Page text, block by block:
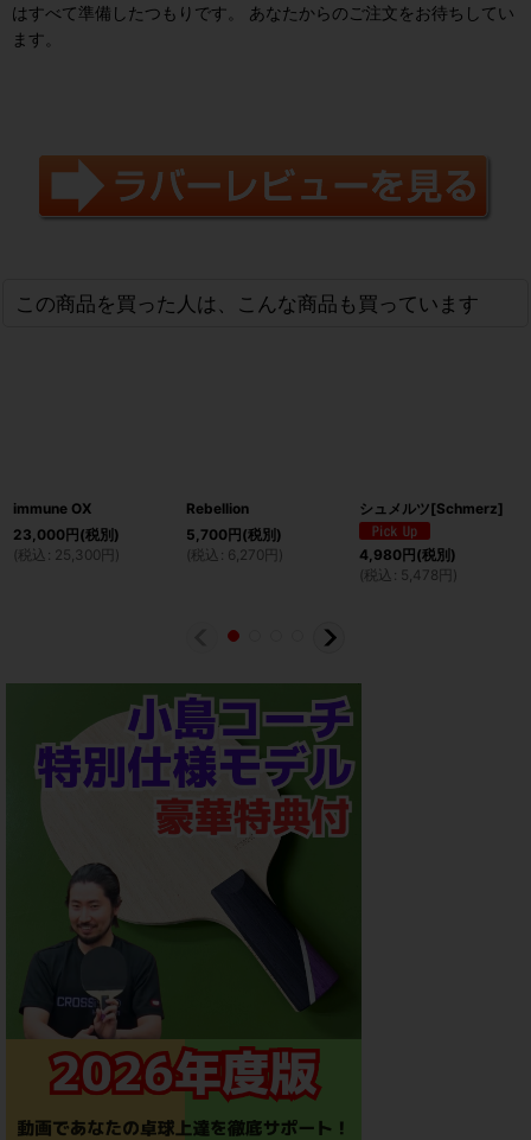
はすべて準備したつもりです。 あなたからのご注文をお待ちしてい
ます。
この商品を買った人は、こんな商品も買っています
immune OX
23,000 円 (税別)
(税込 : 25,300 円 )
Rebellion
5,700 円 (税別)
(税込 : 6,270 円 )
シュメルツ[Schmerz]
4,980 円 (税別)
(税込 : 5,478 円 )